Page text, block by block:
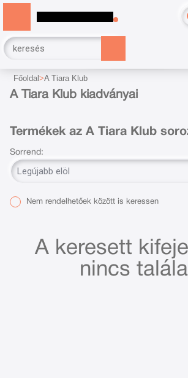
Főoldal A Tiara Klub
A Tiara Klub kiadványai
Termékek az A Tiara Klub
Sorrend:
Nem rendelhetőek között is keressen
A keresett
nincs